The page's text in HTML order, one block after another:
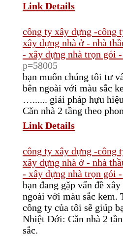
Link Details
công ty xây dựng -công
xây dựng nhà ở - nhà
- xây dựng nhà trọn gói
p=58005
bạn muốn chúng tôi tư
bên ngoài với màu sắc
…...... giải pháp hựu
Căn nhà 2 tầng theo
Link Details
công ty xây dựng -công
xây dựng nhà ở - nhà
- xây dựng nhà trọn gói
bạn đang gặp vấn đề
ngoài với màu sắc
công ty của tôi sẽ giúp
Nhiệt Đới: Căn nhà 2
sắc.